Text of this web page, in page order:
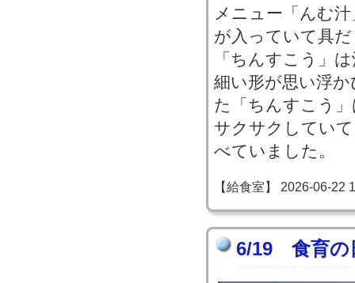
メニュー「んむ
が入っていて具
「ちんすこう」
細い形が思い浮
た「ちんすこう
サクサクしてい
べていました。
【給食室】 2026-06-22
6/19 食育の